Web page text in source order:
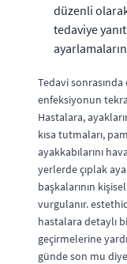
düzenli
tedaviye
ayarlamaların
Tedavi
enfeksiyonun
Hastalara,
kısa tutmaları,
ayakkabılarını
yerlerde çıplak
başkalarının
vurgulanır.
hastalara detaylı
geçirmelerine
günde son mu